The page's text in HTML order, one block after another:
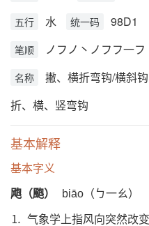
五行 水 统一码 98D1
笔顺 ノフノ丶ノフフ一フ
名称
撇、横折弯钩/横斜
折、横、竖弯钩
基本解释
基本字义
飑（颮）
biāo（ㄅ一ㄠ）
⒈ 气象学上指风向突然改